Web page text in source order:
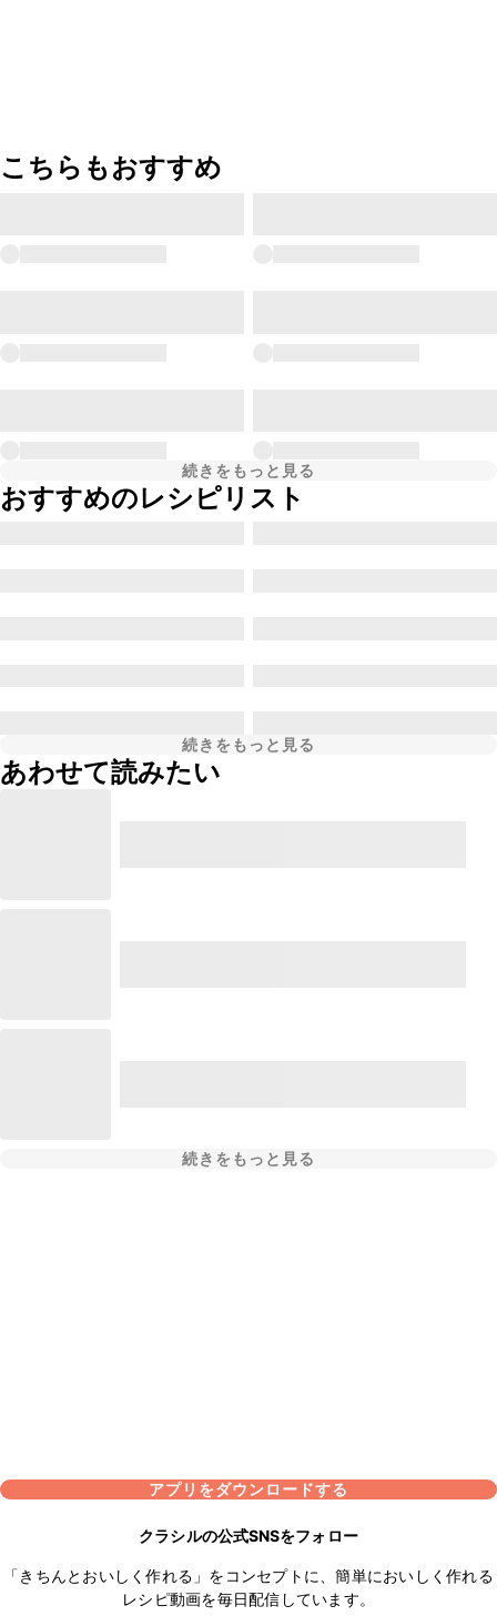
こちらもおすすめ
続きをもっと見る
おすすめのレシピリスト
続きをもっと見る
あわせて読みたい
続きをもっと見る
アプリをダウンロードする
クラシルの公式SNSをフォロー
「きちんとおいしく作れる」をコンセプトに、簡単においしく作れる
レシピ動画を毎日配信しています。